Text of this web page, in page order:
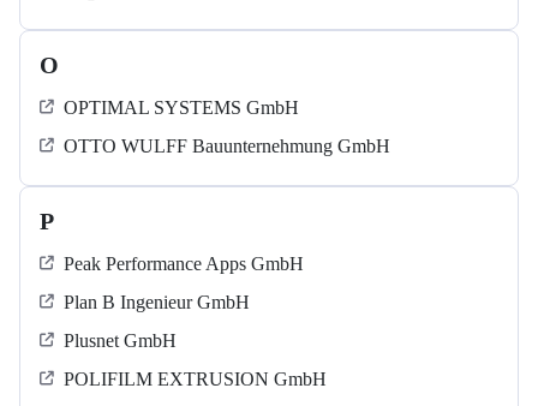
O
OPTIMAL SYSTEMS GmbH
OTTO WULFF Bauunternehmung GmbH
P
Peak Performance Apps GmbH
Plan B Ingenieur GmbH
Plusnet GmbH
POLIFILM EXTRUSION GmbH